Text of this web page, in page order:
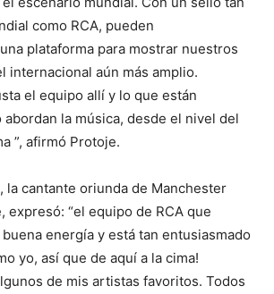
como RCA, pueden
plataforma para mostrar nuestros
internacional aún más amplio.
el equipo allí y lo que están
abordan la música, desde el nivel del
”, afirmó Protoje.
la cantante oriunda de Manchester
expresó: “el equipo de RCA que
energía y está tan entusiasmado
yo, así que de aquí a la cima!
de mis artistas favoritos. Todos